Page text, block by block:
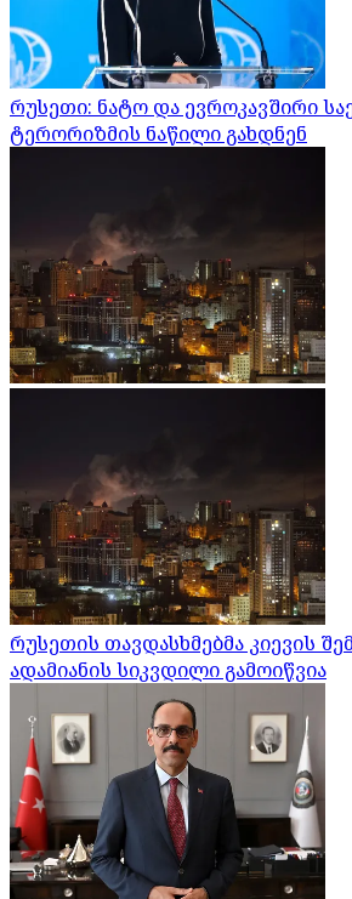
რუსეთი: ნატო და ევროკავშირი
ტერორიზმის ნაწილი გახდნენ
რუსეთის თავდასხმებმა კიევის
ადამიანის სიკვდილი გამოიწვია